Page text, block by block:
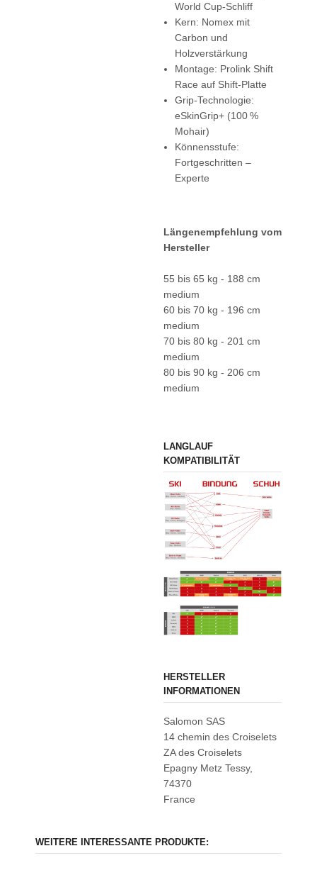
World Cup-Schliff
Kern: Nomex mit
Carbon und
Holzverstärkung
Montage: Prolink Shift
Race auf Shift-Platte
Grip-Technologie:
eSkinGrip+ (100 %
Mohair)
Könnensstufe:
Fortgeschritten –
Experte
Längenempfehlung vom
Hersteller
55 bis 65 kg - 188 cm
medium
60 bis 70 kg - 196 cm
medium
70 bis 80 kg - 201 cm
medium
80 bis 90 kg - 206 cm
medium
LANGLAUF
KOMPATIBILITÄT
HERSTELLER
INFORMATIONEN
Salomon SAS
14 chemin des Croiselets
ZA des Croiselets
Epagny Metz Tessy,
74370
France
WEITERE INTERESSANTE PRODUKTE: